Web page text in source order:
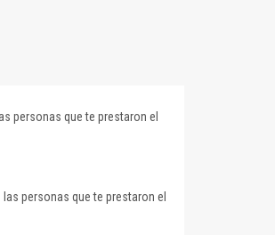
personas que te prestaron el
las personas que te prestaron el